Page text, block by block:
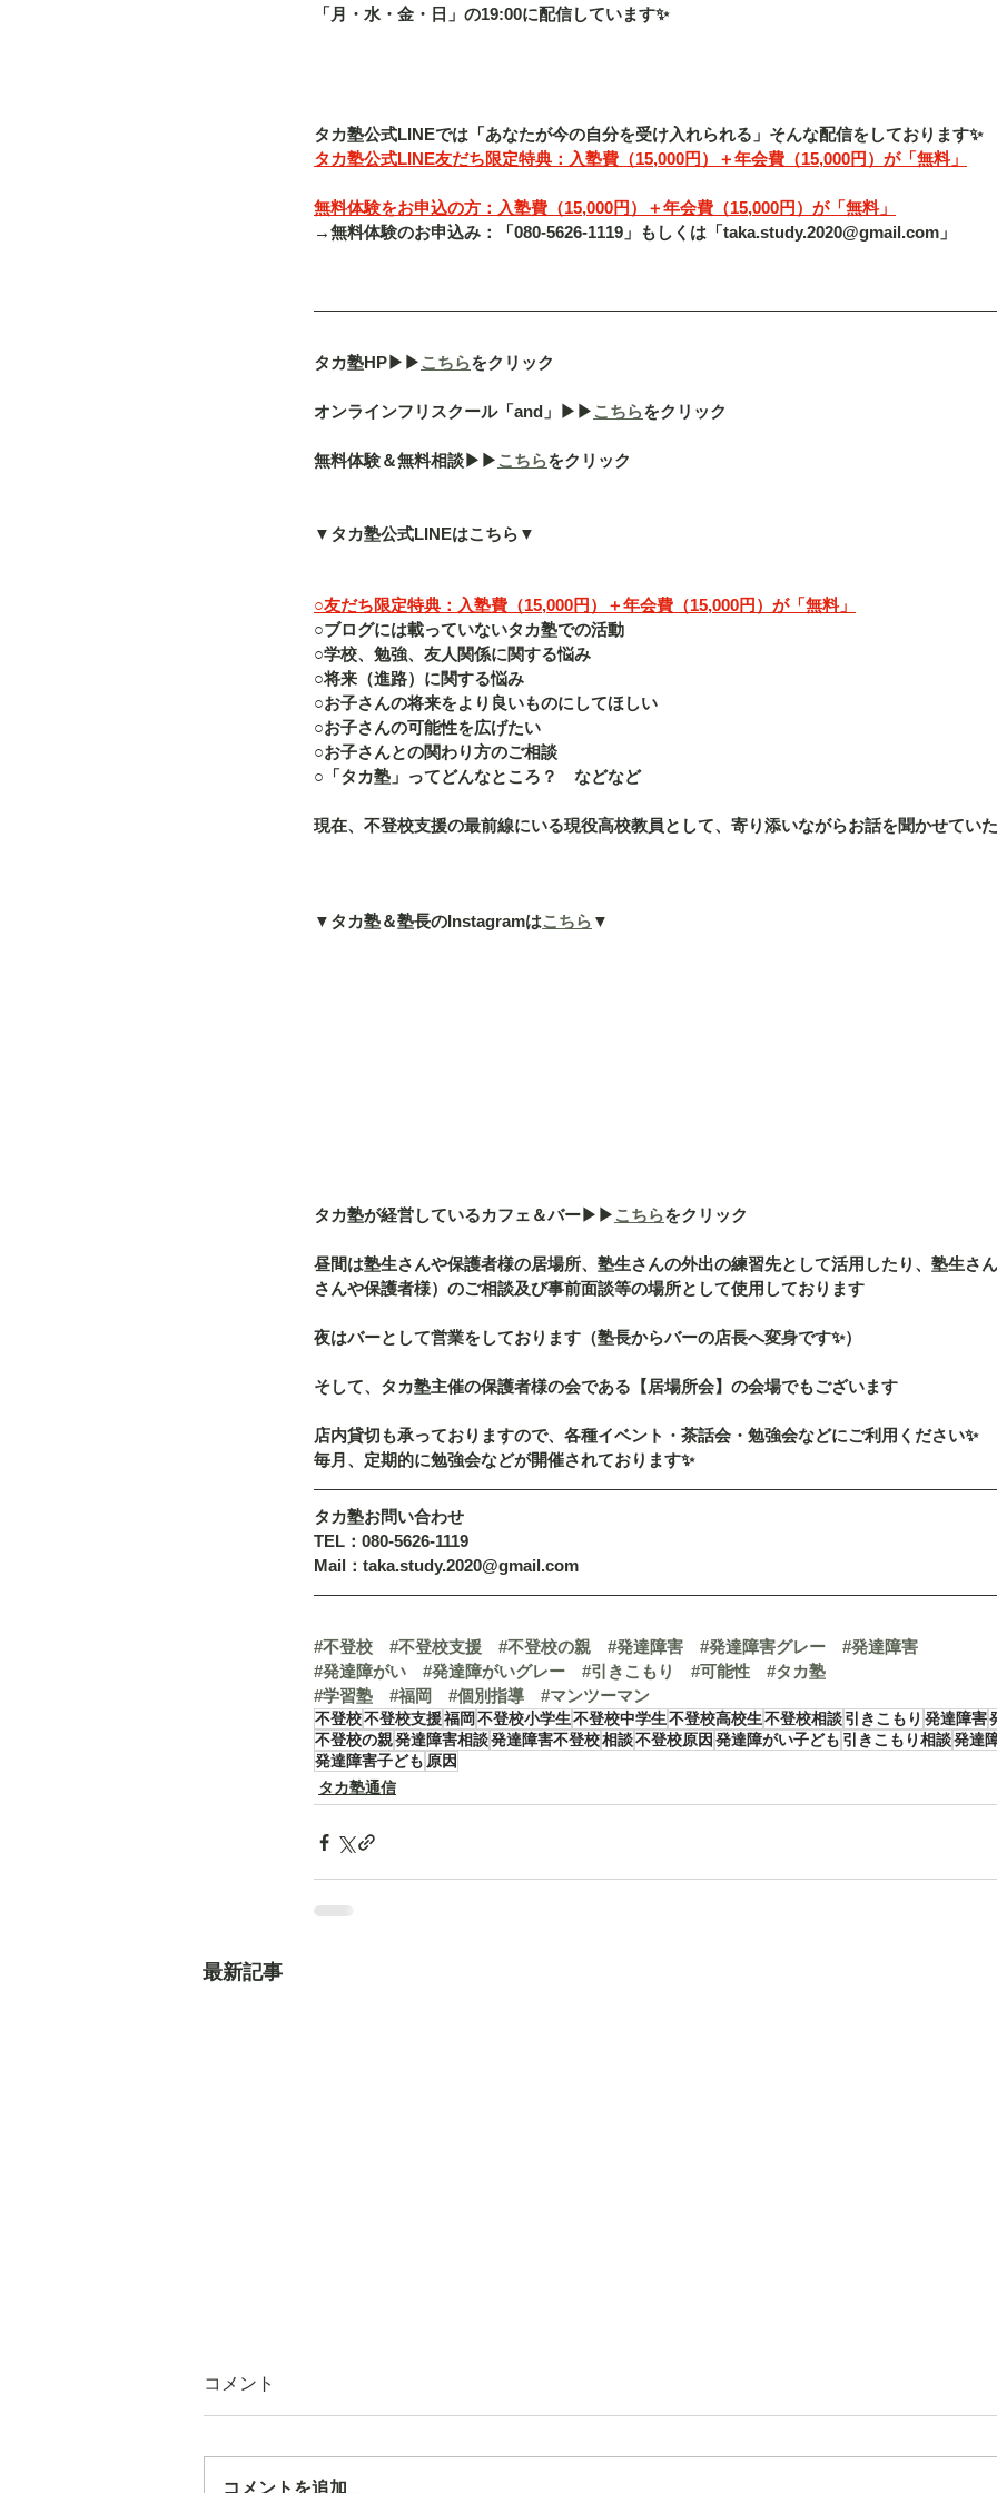
「月・水・金・日」の19:00に配信しています✨
タカ塾公式LINEでは「あなたが今の自分を受け入れられる」そんな配信をしております✨
タカ塾公式LINE友だち限定特典：入塾費（15,000円）＋年会費（15,000円）が「無料」
無料体験をお申込の方：入塾費（15,000円）＋年会費（15,000円）が「無料」
→無料体験のお申込み：「080-5626-1119」もしくは「taka.study.2020@gmail.com」
タカ塾HP▶︎▶︎こちらをクリック
オンラインフリスクール「and」▶︎▶︎こちらをクリック
無料体験＆無料相談▶︎▶︎こちらをクリック
▼タカ塾公式LINEはこちら▼
○友だち限定特典：入塾費（15,000円）＋年会費（15,000円）が「無料」
○ブログには載っていないタカ塾での活動
○学校、勉強、友人関係に関する悩み
○将来（進路）に関する悩み
○お子さんの将来をより良いものにしてほしい
○お子さんの可能性を広げたい
○お子さんとの関わり方のご相談
○「タカ塾」ってどんなところ？　などなど
現在、不登校支援の最前線にいる現役高校教員として、寄り添いながらお話を聞かせてい
▼タカ塾＆塾長のInstagramはこちら ▼
タカ塾が経営しているカフェ＆バー▶︎▶︎こちらをクリック
昼間は塾生さんや保護者様の居場所、塾生さんの外出の練習先として活用したり、塾生さ
さんや保護者様）のご相談及び事前面談等の場所として使用しております
夜はバーとして営業をしております（塾長からバーの店長へ変身です✨）
そして、タカ塾主催の保護者様の会である【居場所会】の会場でもございます
店内貸切も承っておりますので、各種イベント・茶話会・勉強会などにご利用ください✨
毎月、定期的に勉強会などが開催されております✨
タカ塾お問い合わせ
TEL：080-5626-1119
Mail：taka.study.2020@gmail.com
#不登校 #不登校支援 #不登校の親 #発達障害 #発達障害グレー
#発達障害
#発達障がい
#発達障がいグレー #引きこもり #可能性
#タカ塾
#学習塾
#福岡 #個別指導 #マンツーマン
不登校不登校支援福岡 不登校小学生不登校中学生不登校高校生不登校相談引きこもり 発達障害
不登校の親発達障害相談発達障害不登校相談不登校原因 発達障がい子ども 引きこもり相談発達
発達障害子ども 原因
タカ塾通信
最新記事
コメント
コメントを追加…